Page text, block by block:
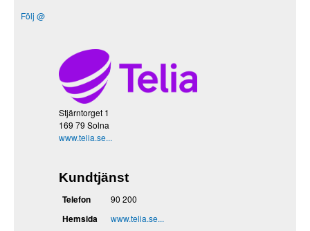
Följ @
Stjärntorget 1
169 79 Solna
www.telia.se...
Kundtjänst
Telefon 90 200
Hemsida www.telia.se...